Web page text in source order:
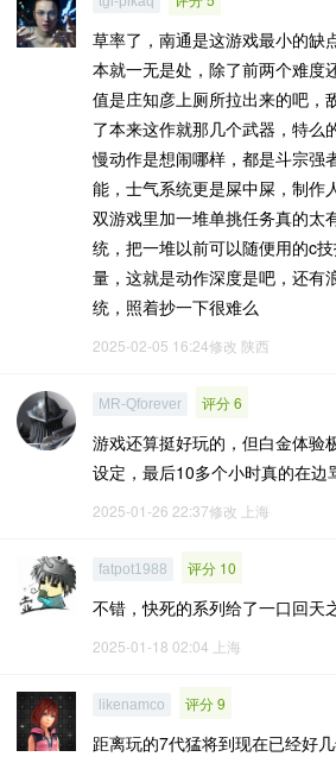
草率了，南通是这游戏最小的缺
本就一无是处，除了前两个难度
值是庄知彦上厕所拉出来的吧，
了本来这作就那几个武器，特么
慢动作是想闹哪样，都是斗宗强
能，士气系统更是屎中屎，制作
双游戏里加一堆单挑任务真的太
统，把一堆以前可以随便用的c
量，这就是动作深度是吧，还有
统，照着抄一下很难么
2025-02-05 16:24修改 陕西
MR-Qforever 评分 6
游戏还算挺好玩的，但白金体验
设定，最后10多个小时真的在边
2025-01-26 22:37修改 上海
fatpot1988 评分 10
不错，快死的系列给了一口回天
2025-01-18 02:04 上海
likenamco 评分 9
距离玩的7代猛将到现在已经好